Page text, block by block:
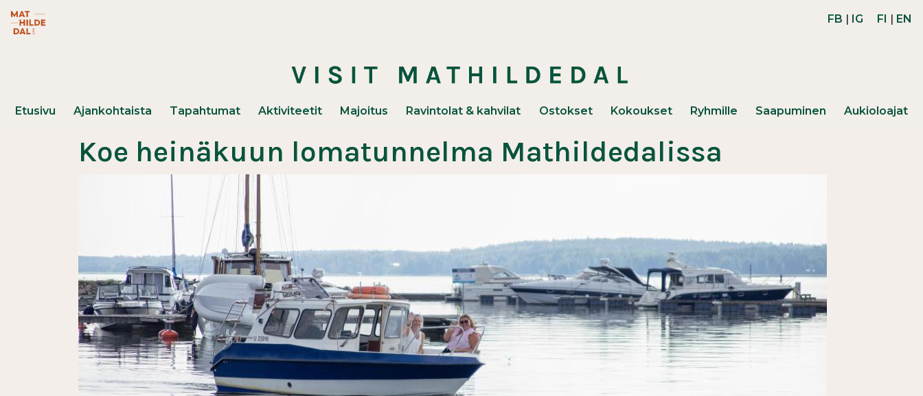
Mathildedal Life -verkkosivusto (avautuu uuteen ikkunaan)
FB | IG FI | EN
Päävalikko
Etusivu Ajankohtaista Tapahtumat Aktiviteetit Majoitus Ravintolat & kahvilat Ostokset Kokoukset Ryhmille Saapuminen Aukioloajat
Koe heinäkuun lomatunnelma Mathildedalissa